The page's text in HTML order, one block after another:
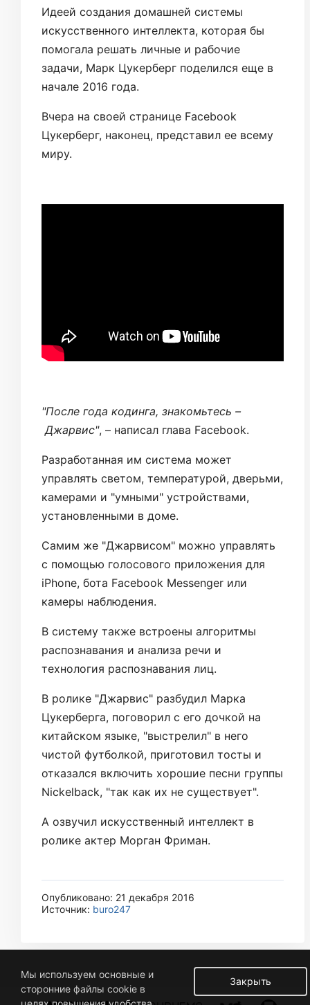
Идеей создания домашней системы
искусственного интеллекта, которая бы
помогала решать личные и рабочие
задачи, Марк Цукерберг поделился еще в
начале 2016 года.
Вчера на своей странице Facebook
Цукерберг, наконец, представил ее всему
миру.
"После года кодинга, знакомьтесь –
Джарвис", – написал глава Facebook.
Разработанная им система может
управлять светом, температурой, дверьми,
камерами и "умными" устройствами,
установленными в доме.
Самим же "Джарвисом" можно управлять
с помощью голосового приложения для
iPhone, бота Facebook Messenger или
камеры наблюдения.
В систему также встроены алгоритмы
распознавания и анализа речи и
технология распознавания лиц.
В ролике "Джарвис" разбудил Марка
Цукерберга, поговорил с его дочкой на
китайском языке, "выстрелил" в него
чистой футболкой, приготовил тосты и
отказался включить хорошие песни группы
Nickelback, "так как их не существует".
А озвучил искусственный интеллект в
ролике актер Морган Фриман.
Опубликовано: 21 декабря 2016
Источник: buro247
Закрыть
Мы используем основные и
сторонние файлы cookie в